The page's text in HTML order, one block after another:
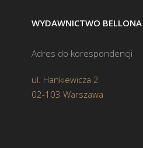
WYDAWNICTWO BELLONA
Adres do korespondencji
ul. Hankiewicza 2
02-103 Warszawa